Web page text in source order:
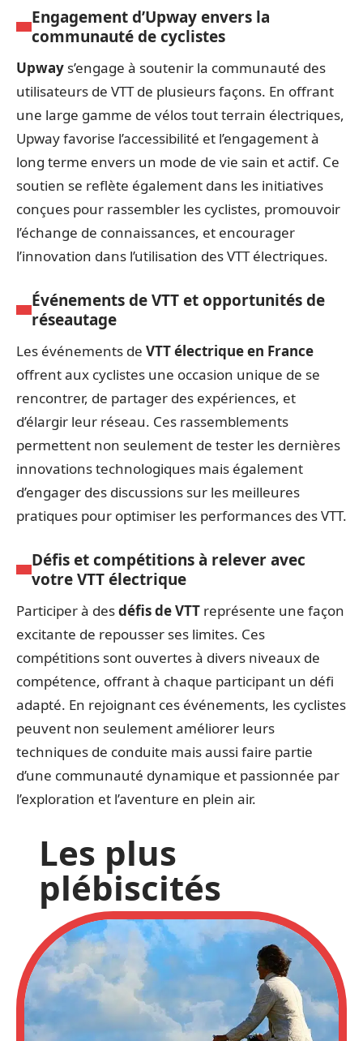
Engagement d’Upway envers la
communauté de cyclistes
Upway s’engage à soutenir la communauté des
utilisateurs de VTT de plusieurs façons. En offrant
une large gamme de vélos tout terrain électriques,
Upway favorise l’accessibilité et l’engagement à
long terme envers un mode de vie sain et actif. Ce
soutien se reflète également dans les initiatives
conçues pour rassembler les cyclistes, promouvoir
l’échange de connaissances, et encourager
l’innovation dans l’utilisation des VTT électriques.
Événements de VTT et opportunités de
réseautage
Les événements de VTT électrique en France
offrent aux cyclistes une occasion unique de se
rencontrer, de partager des expériences, et
d’élargir leur réseau. Ces rassemblements
permettent non seulement de tester les dernières
innovations technologiques mais également
d’engager des discussions sur les meilleures
pratiques pour optimiser les performances des VTT.
Défis et compétitions à relever avec
votre VTT électrique
Participer à desdéfis de VTT représente une façon
excitante de repousser ses limites. Ces
compétitions sont ouvertes à divers niveaux de
compétence, offrant à chaque participant un défi
adapté. En rejoignant ces événements, les cyclistes
peuvent non seulement améliorer leurs
techniques de conduite mais aussi faire partie
d’une communauté dynamique et passionnée par
l’exploration et l’aventure en plein air.
Les plus
plébiscités